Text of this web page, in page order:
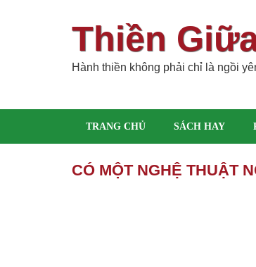
Thiền
Hành thiền không phải chỉ là ngồi
TRANG CHỦ SÁCH HAY
CÓ MỘT NGHỆ THUẬT